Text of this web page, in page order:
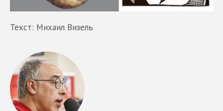
Текст: Михаил Визель